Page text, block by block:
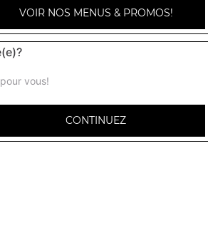
Nos
pizza marguerita méga,
VOIR NOS MENUS & PROMOS!
vous!
CONTINUEZ